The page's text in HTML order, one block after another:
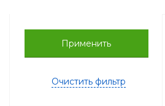
Применить
Очистить фильтр